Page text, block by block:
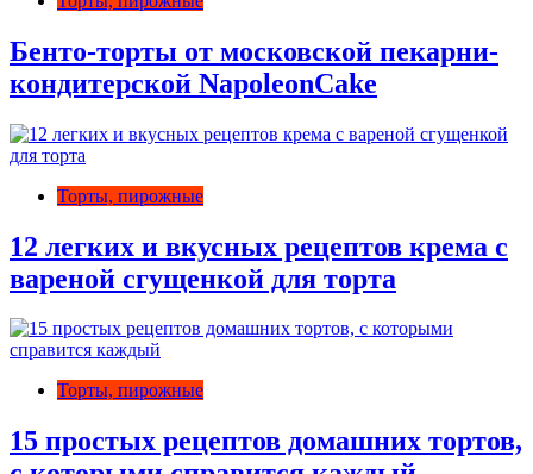
Бенто-торты от московской пекарни-
кондитерской NapoleonCake
Торты, пирожные
12 легких и вкусных рецептов крема с
вареной сгущенкой для торта
Торты, пирожные
15 простых рецептов домашних тортов,